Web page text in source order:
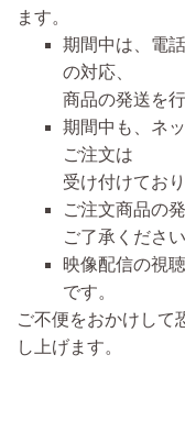
ます。
期間中は、電
の対応、
商品の発送を
期間中も、ネ
ご注文は
受け付けており
ご注文商品の
ご了承ください
映像配信の視
です。
ご不便をおかけして
し上げます。